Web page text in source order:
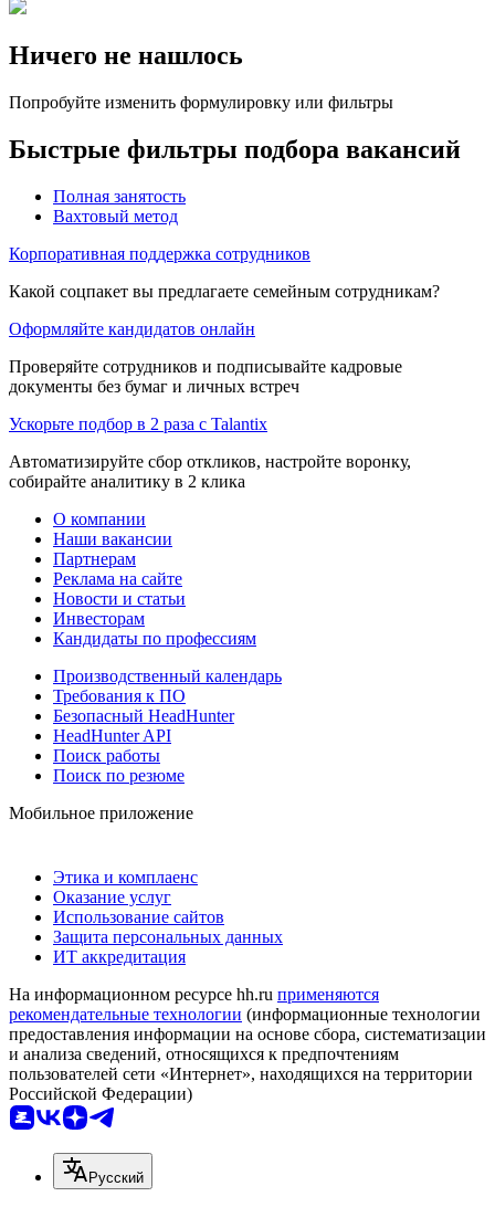
Ничего не нашлось
Попробуйте изменить формулировку или фильтры
Быстрые фильтры подбора вакансий
Полная занятость
Вахтовый метод
Корпоративная поддержка сотрудников
Какой соцпакет вы предлагаете семейным сотрудникам?
Оформляйте кандидатов онлайн
Проверяйте сотрудников и подписывайте кадровые
документы без бумаг и личных встреч
Ускорьте подбор в 2 раза с Talantix
Автоматизируйте сбор откликов, настройте воронку,
собирайте аналитику в 2 клика
О компании
Наши вакансии
Партнерам
Реклама на сайте
Новости и статьи
Инвесторам
Кандидаты по профессиям
Производственный календарь
Требования к ПО
Безопасный HeadHunter
HeadHunter API
Поиск работы
Поиск по резюме
Мобильное приложение
Этика и комплаенс
Оказание услуг
Использование сайтов
Защита персональных данных
ИТ аккредитация
На информационном ресурсе hh.ru применяются
рекомендательные технологии (информационные технологии
предоставления информации на основе сбора, систематизации
и анализа сведений, относящихся к предпочтениям
пользователей сети «Интернет», находящихся на территории
Российской Федерации)
Русский